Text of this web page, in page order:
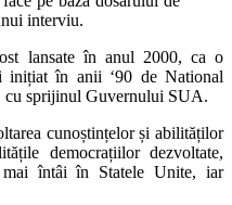
interviu.
lansate în anul 2000, ca o
inițiat în anii ‘90 de National
cu sprijinul Guvernului SUA.
cunoștințelor și abilităților
democrațiilor dezvoltate,
mai întâi în Statele Unite, iar